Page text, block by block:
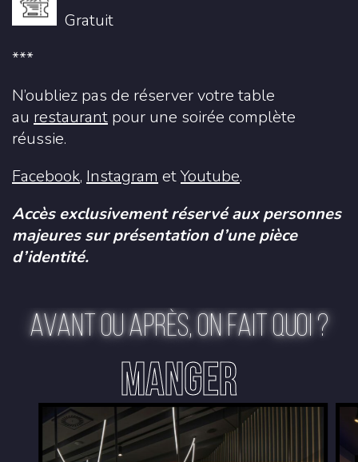
Gratuit
***
N’oubliez pas de réserver votre table
au restaurant pour une soirée complète
réussie.
Facebook, InstagrametYoutube.
Accès exclusivement réservé aux personnes
majeures sur présentation d’une pièce
d’identité.
AVANT OU APRÈS, ON FAIT QUOI ?
MANGER